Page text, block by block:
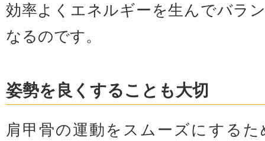
効率よくエネルギーを生んでバラ
なるのです。
姿勢を良くすることも大切
肩甲骨の運動をスムーズにする